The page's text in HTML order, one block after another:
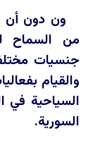
ون دون أن
من السماح
جنسيات
والقيام
السياحية في
السورية.